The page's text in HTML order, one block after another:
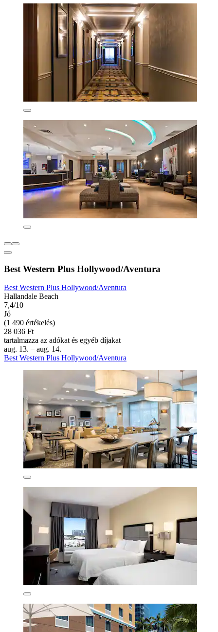
Best Western Plus Hollywood/Aventura
Best Western Plus Hollywood/Aventura
Hallandale Beach
7,4/10
Jó
(1 490 értékelés)
28 036 Ft
tartalmazza az adókat és egyéb díjakat
aug. 13. – aug. 14.
Best Western Plus Hollywood/Aventura